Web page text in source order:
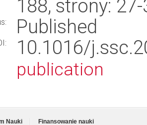
188, strony:
Published
10.1016/
publication
Nauki
Finansowanie nauki